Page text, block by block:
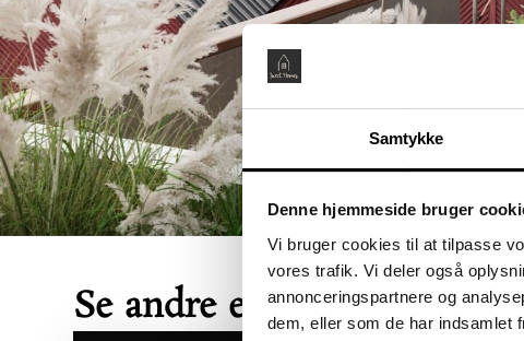
Samtykke
Denne hjemmeside bruger
Vi bruger cookies til at tilpasse
vores trafik. Vi deler også
annonceringspartnere og
dem, eller som de har indsamlet
Se andre ejerboliger her